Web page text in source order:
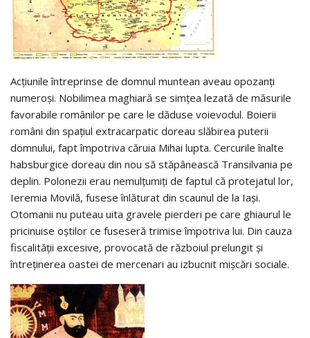
Acțiunile întreprinse de domnul muntean aveau opozanți
numeroși. Nobilimea maghiară se simțea lezată de măsurile
favorabile românilor pe care le dăduse voievodul. Boierii
români din spațiul extracarpatic doreau slăbirea puterii
domnului, fapt împotriva căruia Mihai lupta. Cercurile înalte
habsburgice doreau din nou să stăpânească Transilvania pe
deplin. Polonezii erau nemulțumiți de faptul că protejatul lor,
Ieremia Movilă, fusese înlăturat din scaunul de la Iași.
Otomanii nu puteau uita gravele pierderi pe care ghiaurul le
pricinuise oștilor ce fuseseră trimise împotriva lui. Din cauza
fiscalității excesive, provocată de războiul prelungit și
întreținerea oastei de mercenari au izbucnit mișcări sociale.